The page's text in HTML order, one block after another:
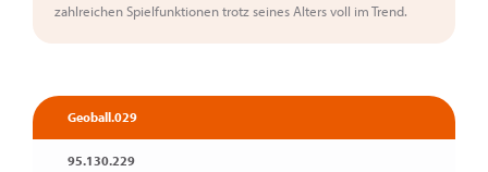
zahlreichen Spielfunktionen trotz seines Alters voll im Trend.
Geoball.029
95.130.229